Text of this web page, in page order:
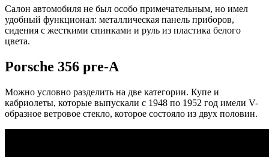
Салон автомобиля не был особо примечательным, но имел
удобный функционал: металлическая панель приборов,
сидения с жесткими спинками и руль из пластика белого
цвета.
Porsche 356 pre-A
Можно условно разделить на две категории. Купе и
кабриолеты, которые выпускали с 1948 по 1952 год имели V-
образное ветровое стекло, которое состояло из двух половин.